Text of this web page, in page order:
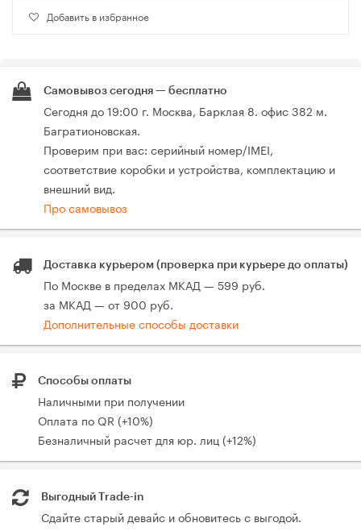
Добавить в избранное
Самовывоз сегодня — бесплатно
Сегодня до 19:00 г. Москва, Барклая 8. офис 382 м.
Багратионовская.
Проверим при вас: серийный номер/IMEI,
соответствие коробки и устройства, комплектацию и
внешний вид.
Про самовывоз
Доставка курьером (проверка при курьере до оплаты)
По Москве в пределах МКАД — 599 руб.
за МКАД — от 900 руб.
Дополнительные способы доставки
Способы оплаты
Наличными при получении
Оплата по QR (+10%)
Безналичный расчет для юр. лиц (+12%)
Выгодный Trade-in
Сдайте старый девайс и обновитесь с выгодой.